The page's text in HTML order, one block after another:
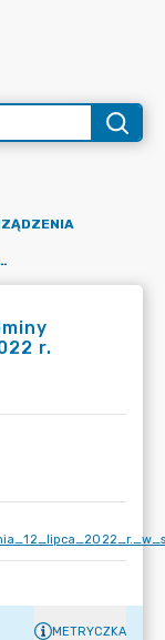
DOMANIEWICE Z DNIA 12 LIPCA 2022 R.
r.
METRYCZKA